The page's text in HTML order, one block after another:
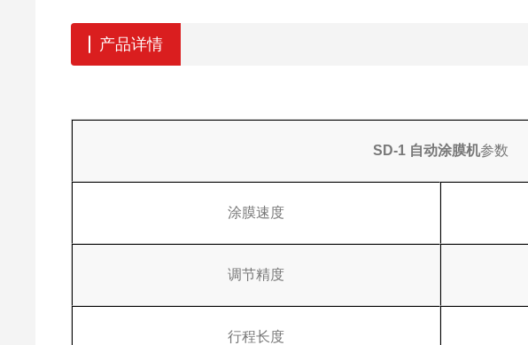
产品详情
SD-1 自动涂膜机参数
涂膜速度
调节精度
行程长度